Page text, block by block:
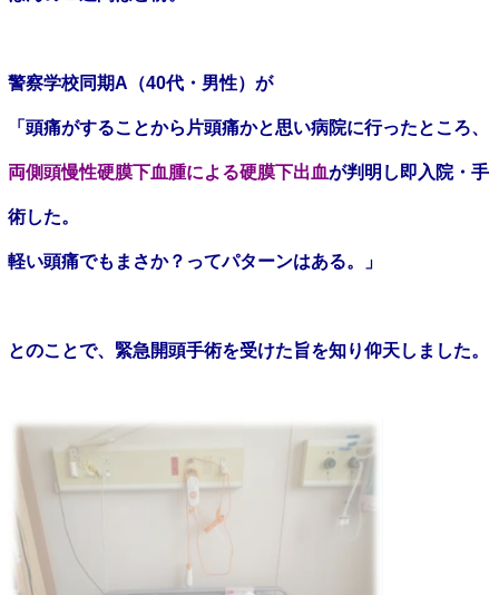
警察学校同期A （40代・男性）が
「頭痛がすることから片頭痛かと思い病院に行ったところ、
両側頭慢性硬膜下血腫による硬膜下出血が判明し即入院・手
術した。
軽い頭痛でもまさか？ってパターンはある。」
とのことで、緊急開頭手術を受けた旨を知り仰天しました。